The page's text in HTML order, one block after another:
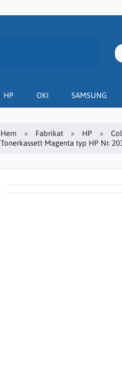
HP OKI SAMSUNG
Hem Fabrikat HP
Tonerkassett Magenta typ HP Nr.